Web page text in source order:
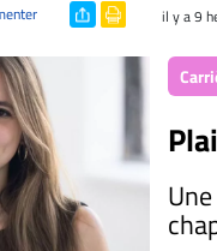
il y a 9